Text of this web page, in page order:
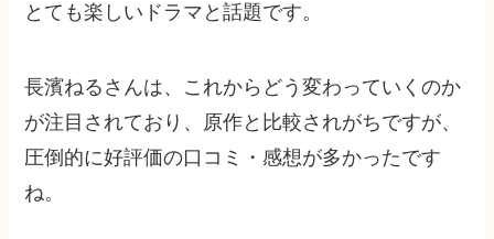
とても楽しいドラマと話題です。
長濱ねるさんは、これからどう変わっていくのか
が注目されており、原作と比較されがちですが、
圧倒的に好評価の口コミ・感想が多かったです
ね。